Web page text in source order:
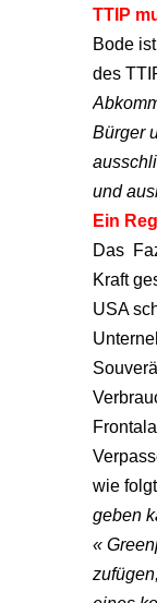
TTIP
Bode
des
Bürger
und
Ein
Das
Kraft
USA
wie
geben
«